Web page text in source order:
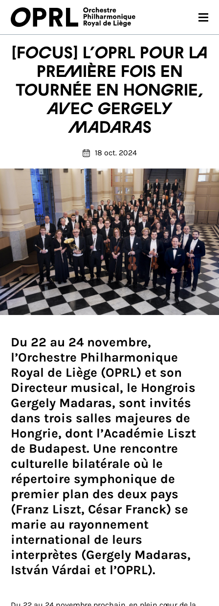
CONCERTS
SAISON 26-27
JEUNES PUBLICS
NOUS SOUTENIR
FR EN
[FOCUS] L’OPRL pour la
première fois en
tournée en Hongrie,
avec Gergely
Madaras
18 oct. 2024
Du 22 au 24 novembre,
l’Orchestre Philharmonique
Royal de Liège (OPRL) et son
Directeur musical, le Hongrois
Gergely Madaras, sont invités
dans trois salles majeures de
Hongrie, dont l’Académie Liszt
de Budapest. Une rencontre
culturelle bilatérale où le
répertoire symphonique de
premier plan des deux pays
(Franz Liszt, César Franck) se
marie au rayonnement
international de leurs
interprètes (Gergely Madaras,
István Várdai et l’OPRL).